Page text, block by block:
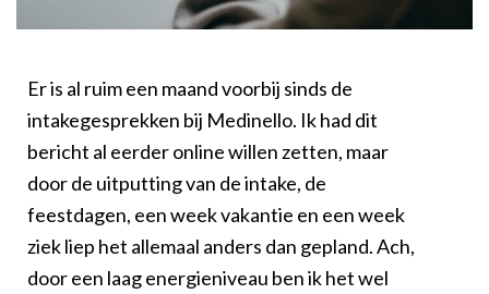
Er is al ruim een maand voorbij sinds de
intakegesprekken bij Medinello. Ik had dit
bericht al eerder online willen zetten, maar
door de uitputting van de intake, de
feestdagen, een week vakantie en een week
ziek liep het allemaal anders dan gepland. Ach,
door een laag energieniveau ben ik het wel